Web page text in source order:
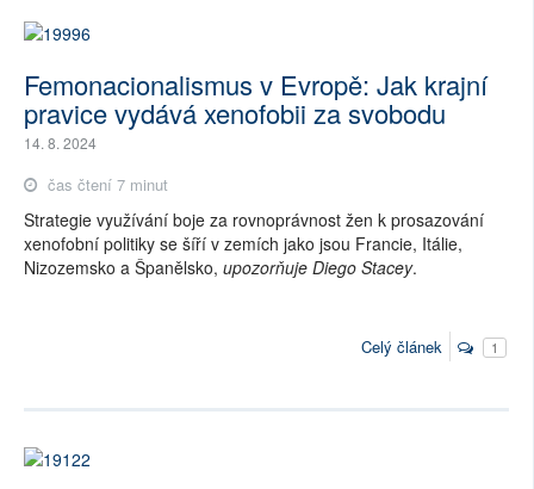
Femonacionalismus v Evropě: Jak krajní
pravice vydává xenofobii za svobodu
14. 8. 2024
čas čtení 7 minut
Strategie využívání boje za rovnoprávnost žen k prosazování
xenofobní politiky se šíří v zemích jako jsou Francie, Itálie,
Nizozemsko a Španělsko, upozorňuje Diego Stacey.
Celý článek 1